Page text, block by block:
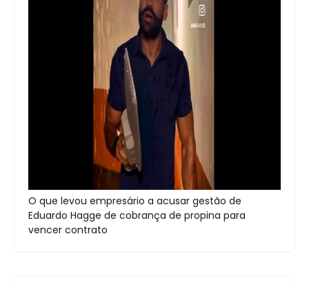
O que levou empresário a acusar gestão de
Eduardo Hagge de cobrança de propina para
vencer contrato